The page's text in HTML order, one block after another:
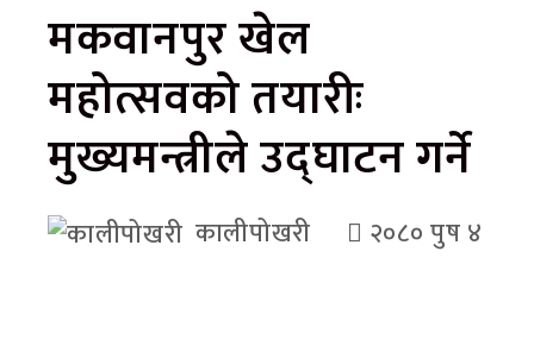
मकवानपुर खेल
महोत्सवको तयारीः
मुख्यमन्त्रीले उद्घाटन गर्ने
कालीपोखरी २०८० पुष ४